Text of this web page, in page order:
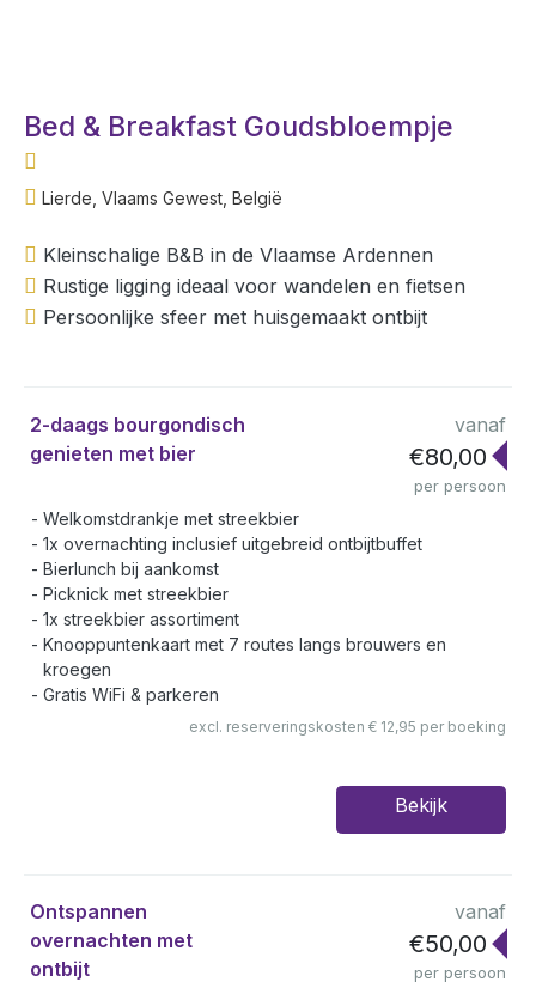
Bed & Breakfast Goudsbloempje
Lierde, Vlaams Gewest, België
Kleinschalige B&B in de Vlaamse Ardennen
Rustige ligging ideaal voor wandelen en fietsen
Persoonlijke sfeer met huisgemaakt ontbijt
2-daags bourgondisch
genieten met bier
vanaf
€80,00
per persoon
Welkomstdrankje met streekbier
1x overnachting inclusief uitgebreid ontbijtbuffet
Bierlunch bij aankomst
Picknick met streekbier
1x streekbier assortiment
Knooppuntenkaart met 7 routes langs brouwers en
kroegen
Gratis WiFi & parkeren
excl. reserveringskosten € 12,95 per boeking
Bekijk
Ontspannen
overnachten met
ontbijt
vanaf
€50,00
per persoon